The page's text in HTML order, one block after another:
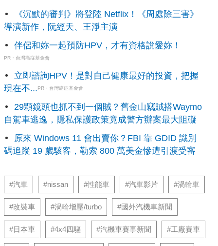
《沉默的審判》將登陸 Netflix！《周處除三害》
導演新作，阮經天、王淨主演
伴侶和妳一起預防HPV，才有資格說愛妳！
PR・台灣癌症基金會
立即諮詢HPV！是對自己健康最好的投資，把握
現在不... PR・台灣癌症基金會
29顆鏡頭也抓不到一個賊？舊金山竊賊搭Waymo
自駕車逃逸，隱私保護政策竟成警方辦案最大阻礙
原來 Windows 11 會出賣你？FBI 靠 GDID 識別
碼追蹤 19 歲駭客，勒索 800 萬美金慘遭引渡受審
#汽車 #nissan #性能車 #汽車影片 #渦輪車
#改裝車 #渦輪增壓/turbo #國外汽機車新聞
#日本車 #4x4四驅 #汽機車賽事新聞 #工廠賽車